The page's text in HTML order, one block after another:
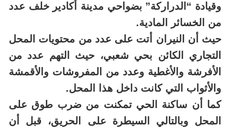
وقيادة “الدراركة” بضواحي مدينة أكادير خلف عدد
من الخسائر المادية.
حيث أن النيران أتت على عدد من محتويات المحل
التجاري الكائن بحي شعبي، حيث التهم عدد من
الأفرشة والأغطية وعدد من المفروشات والأقمشة
والأثواب التي كانت داخل هذا المحل.
كما أن ساكنة الحي تمكنت من ضرب طوق على
المحل وبالتالي السيطرة على الحريق، قبل أن